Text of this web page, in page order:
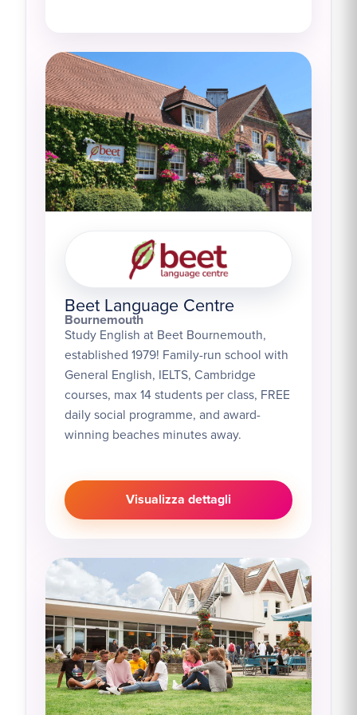
Beet Language Centre
Bournemouth
Study English at Beet Bournemouth,
established 1979! Family-run school with
General English, IELTS, Cambridge
courses, max 14 students per class, FREE
daily social programme, and award-
winning beaches minutes away.
Visualizza dettagli